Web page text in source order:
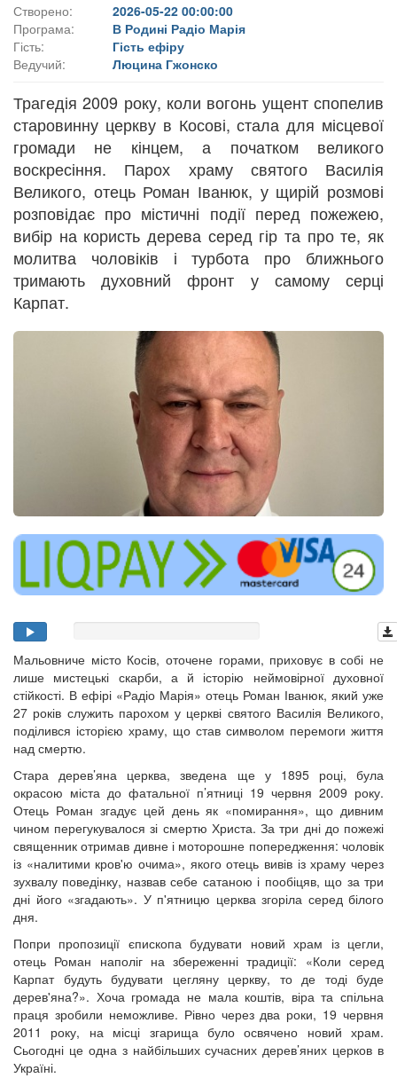
Створено:
2026-05-22 00:00:00
Програма:
В Родині Радіо Марія
Гість:
Гість ефіру
Ведучий:
Люцина Гжонско
Трагедія 2009 року, коли вогонь ущент спопелив
старовинну церкву в Косові, стала для місцевої
громади не кінцем, а початком великого
воскресіння. Парох храму святого Василія
Великого, отець Роман Іванюк, у щирій розмові
розповідає про містичні події перед пожежею,
вибір на користь дерева серед гір та про те, як
молитва чоловіків і турбота про ближнього
тримають духовний фронт у самому серці
Карпат.
Мальовниче місто Косів, оточене горами, приховує в собі не
лише мистецькі скарби, а й історію неймовірної духовної
стійкості. В ефірі «Радіо Марія» отець Роман Іванюк, який уже
27 років служить парохом у церкві святого Василія Великого,
поділився історією храму, що став символом перемоги життя
над смертю.
Стара дерев’яна церква, зведена ще у 1895 році, була
окрасою міста до фатальної п’ятниці 19 червня 2009 року.
Отець Роман згадує цей день як «помирання», що дивним
чином перегукувалося зі смертю Христа. За три дні до пожежі
священник отримав дивне і моторошне попередження: чоловік
із «налитими кров'ю очима», якого отець вивів із храму через
зухвалу поведінку, назвав себе сатаною і пообіцяв, що за три
дні його «згадають». У п'ятницю церква згоріла серед білого
дня.
Попри пропозиції єпископа будувати новий храм із цегли,
отець Роман наполіг на збереженні традиції: «Коли серед
Карпат будуть будувати цегляну церкву, то де тоді буде
дерев'яна?». Хоча громада не мала коштів, віра та спільна
праця зробили неможливе. Рівно через два роки, 19 червня
2011 року, на місці згарища було освячено новий храм.
Сьогодні це одна з найбільших сучасних дерев’яних церков в
Україні.